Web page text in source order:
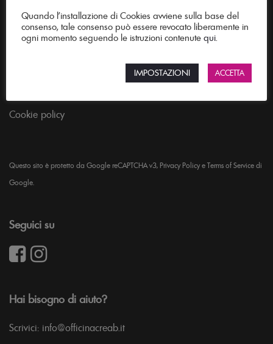
Guida all’acquisto
Trasporto e consegna
Condizioni generali di vendita
Cookie policy
Questo sito è protetto da Google reCAPTCHA v3, Privacy Policye Terms of Service di
Google.
Seguici su
Hai bisogno di aiuto?
Scrivici: info@officinacreab.it
Quando l’installazione di Cookies avviene sulla base del
consenso, tale consenso può essere revocato liberamente in
ogni momento seguendo le istruzioni contenute qui.
IMPOSTAZIONI ACCETTA